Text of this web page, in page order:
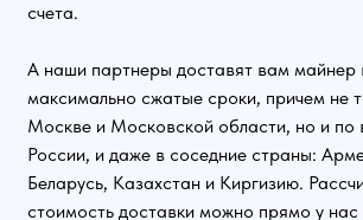
счета.
А наши партнеры доставят вам майнер
максимально сжатые сроки, причем не
Москве и Московской области, но и по
России, и даже в соседние страны:
Беларусь, Казахстан и Киргизию.
стоимость доставки можно прямо у нас